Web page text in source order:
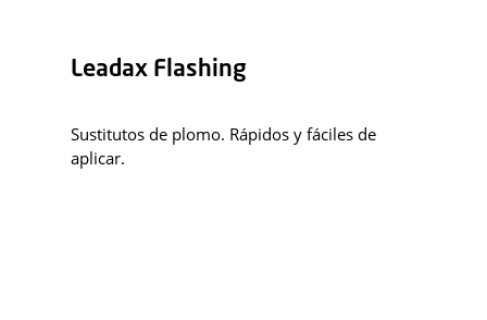
Leadax Flashing
Sustitutos de plomo. Rápidos y fáciles de
aplicar.